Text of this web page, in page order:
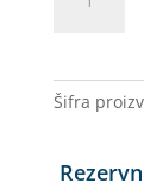
DUVALICA
količina
Šifra